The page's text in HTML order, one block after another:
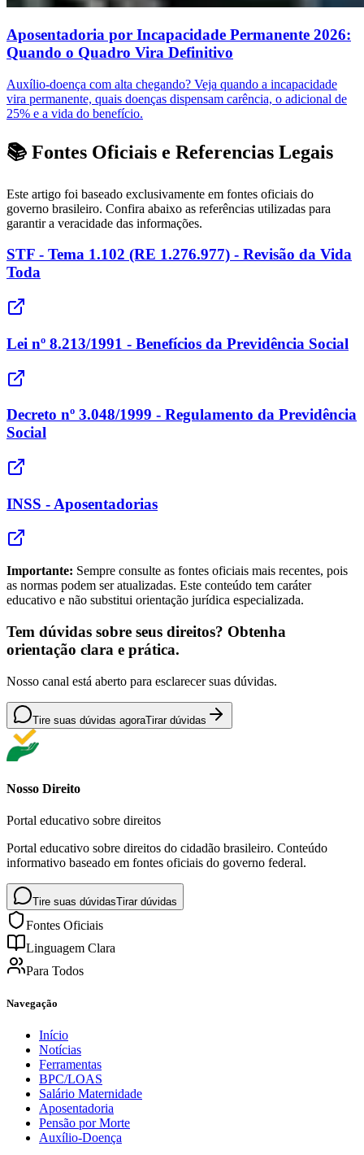
Aposentadoria por Incapacidade Permanente 2026:
Quando o Quadro Vira Definitivo
Auxílio-doença com alta chegando? Veja quando a incapacidade
vira permanente, quais doenças dispensam carência, o adicional de
25% e a vida do benefício.
📚 Fontes Oficiais e Referencias Legais
Este artigo foi baseado exclusivamente em fontes oficiais do
governo brasileiro. Confira abaixo as referências utilizadas para
garantir a veracidade das informações.
STF - Tema 1.102 (RE 1.276.977) - Revisão da Vida
Toda
Lei nº 8.213/1991 - Benefícios da Previdência Social
Decreto nº 3.048/1999 - Regulamento da Previdência
Social
INSS - Aposentadorias
Importante: Sempre consulte as fontes oficiais mais recentes, pois
as normas podem ser atualizadas. Este conteúdo tem caráter
educativo e não substitui orientação jurídica especializada.
Tem dúvidas sobre seus direitos? Obtenha
orientação clara e prática.
Nosso canal está aberto para esclarecer suas dúvidas.
Tire suas dúvidas agoraTirar dúvidas
Nosso Direito
Portal educativo sobre direitos
Portal educativo sobre direitos do cidadão brasileiro. Conteúdo
informativo baseado em fontes oficiais do governo federal.
Tire suas dúvidasTirar dúvidas
Fontes Oficiais
Linguagem Clara
Para Todos
Navegação
Início
Notícias
Ferramentas
BPC/LOAS
Salário Maternidade
Aposentadoria
Pensão por Morte
Auxílio-Doença